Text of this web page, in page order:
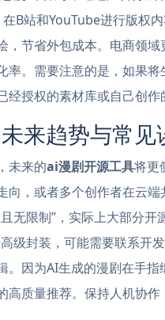
B站和YouTube进行版权
，节省外包成本。电商领
率。需要注意的是，如果
授权的素材库或自己创作
来趋势与常见
未来的ai漫剧开源工具将更
向，或者多个创作者在云
无限制”，实际上大部分
级封装，可能需要联系开
。因为AI生成的漫剧在手
高质量推荐。保持人机协作